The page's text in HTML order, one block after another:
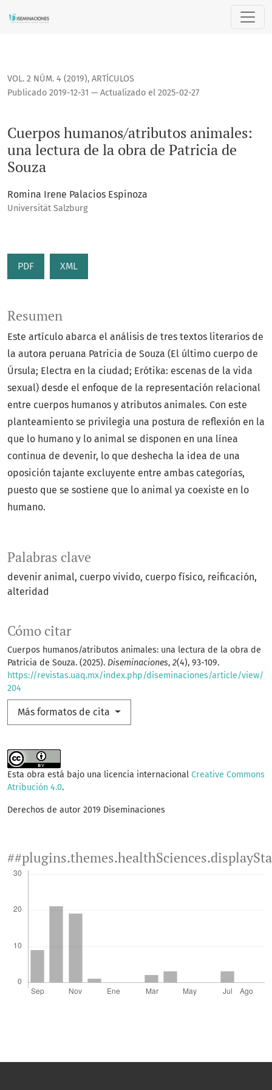
Cuerpos humanos/atributos animales: una lectura de la
VOL. 2 NÚM. 4 (2019), ARTÍCULOS
Cuerpos humanos/atributos animales:
una lectura de la obra de Patricia de
Souza
Publicado 2019-12-31 — Actualizado el 2025-02-27
Romina Irene Palacios Espinoza
Universität Salzburg
PDF XML
Palabras clave
devenir animal cuerpo vivido cuerpo físico reificación
alteridad
Cómo citar
Cuerpos humanos/atributos animales: una lectura de la obra de
Patricia de Souza. (2025). Diseminaciones, 2(4), 93-109.
https://revistas.uaq.mx/index.php/diseminaciones/article/view/
204
Más formatos de cita
Resumen
Este artículo abarca el análisis de tres textos literarios de
la autora peruana Patricia de Souza (El último cuerpo de
Úrsula; Electra en la ciudad; Erótika: escenas de la vida
sexual) desde el enfoque de la representación relacional
entre cuerpos humanos y atributos animales. Con este
planteamiento se privilegia una postura de reflexión en la
que lo humano y lo animal se disponen en una línea
continua de devenir, lo que deshecha la idea de una
oposición tajante excluyente entre ambas categorías,
puesto que se sostiene que lo animal ya coexiste en lo
humano.
Esta obra está bajo una licencia internacional Creative Commons
Atribución 4.0.
Derechos de autor 2019 Diseminaciones